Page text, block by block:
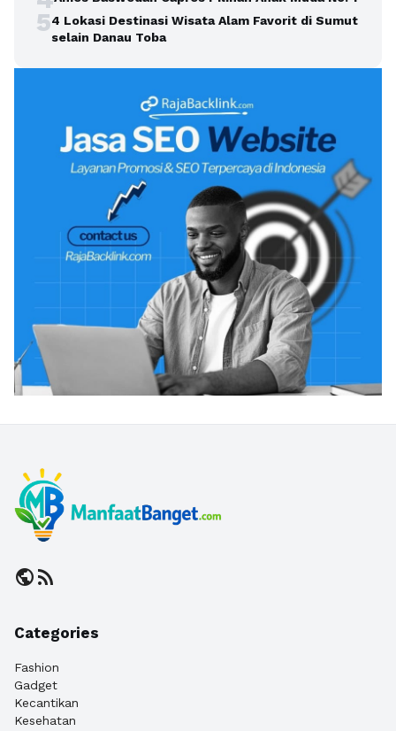
54 Lokasi Destinasi Wisata Alam Favorit di Sumut
selain Danau Toba
publicrss_feed
Categories
Fashion
Gadget
Kecantikan
Kesehatan